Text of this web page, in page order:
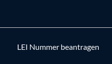
LEI Nummer beantragen